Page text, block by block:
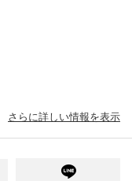
さらに詳しい情報を表示